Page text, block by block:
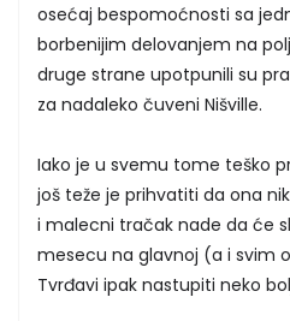
osećaj bespomoćnosti sa
borbenijim delovanjem na
druge strane upotpunili su
za nadaleko čuveni Nišville.
Iako je u svemu tome teško
još teže je prihvatiti da ona
i malecni tračak nade da će
mesecu na glavnoj (a i svim
Tvrđavi ipak nastupiti neko